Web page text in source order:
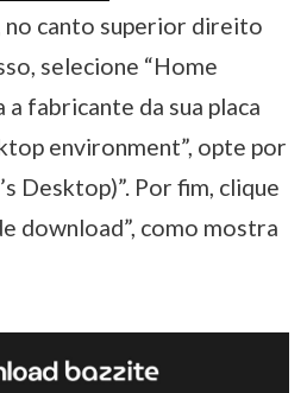
no canto superior direito
selecione “Home
a fabricante da sua placa
environment”, opte por
Desktop)”. Por fim, clique
download”, como mostra